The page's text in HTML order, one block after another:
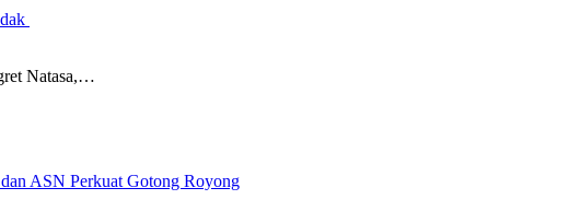
Natasa,…
ASN Perkuat Gotong Royong